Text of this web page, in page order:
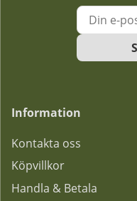
Information
Kontakta oss
Köpvillkor
Handla & Betala